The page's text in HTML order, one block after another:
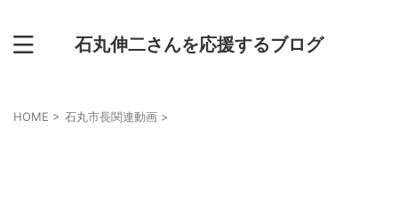
石丸伸二さんを応援するブログ
HOME > 石丸市長関連動画 >